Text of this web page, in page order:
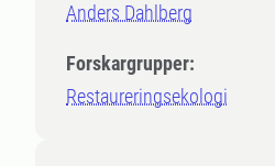
Anders Dahlberg
Forskargrupper:
Restaureringsekologi